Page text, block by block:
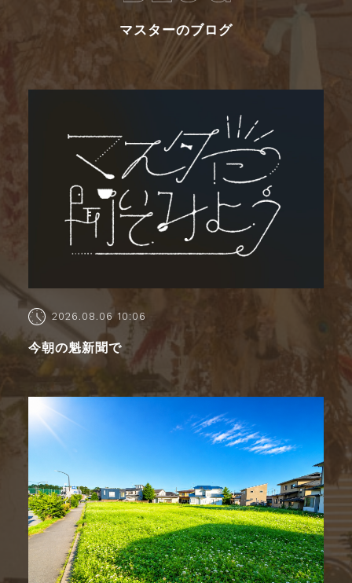
マスターのブログ
2026.08.06 10:06
今朝の魁新聞で